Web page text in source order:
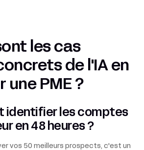
les cas
de l'IA en
une PME ?
identifier les comptes
en 48 heures ?
vos 50 meilleurs prospects, c'est un